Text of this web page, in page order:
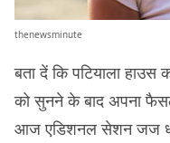
thenewsminute
बता दें कि पटियाला हाउस
को सुनने के बाद अपना
आज एडिशनल सेशन जज